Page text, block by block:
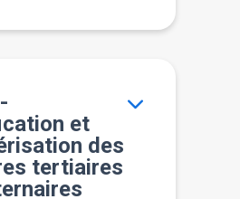
et
des
tertiaires